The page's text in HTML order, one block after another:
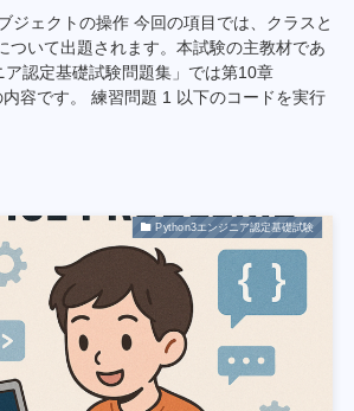
ジェクトの操作 今回の項目では、クラスと
ついて出題されます。本試験の主教材であ
認定基礎試験問題集」では第10章
容です。 練習問題 1 以下のコードを実行
Python3エンジニア認定基礎試験